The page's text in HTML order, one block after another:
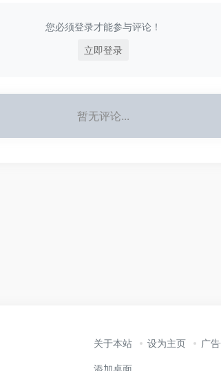
您必须登录才能参与评论！
立即登录
暂无评论...
关于本站 设为主页 广
添加桌面